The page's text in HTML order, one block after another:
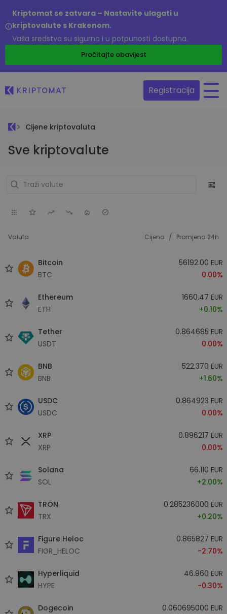
Kriptomat se zatvara – Nastavite ulagati u
kriptovalute s Krakenom.
Vaša sredstva su sigurna i u potpunosti dostupna.
Pročitajte obavijest
Registracija
Cijene kriptovaluta
Sve kriptovalute
Valuta Cijena / Promjena 24h
Bitcoin
BTC
56192.00 EUR
0.00%
Ethereum
ETH
1660.47 EUR
+0.10%
Tether
USDT
0.864685 EUR
0.00%
BNB
BNB
522.370 EUR
+1.60%
USDC
USDC
0.864923 EUR
0.00%
XRP
XRP
0.896217 EUR
0.00%
Solana
SOL
66.110 EUR
+2.00%
TRON
TRX
0.285236000 EUR
+0.20%
Figure Heloc
FIGR_HELOC
0.865827 EUR
-2.70%
Hyperliquid
HYPE
46.960 EUR
-0.30%
Dogecoin
0.060695000 EUR